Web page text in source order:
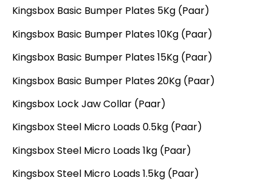
Kingsbox Basic Bumper Plates 5Kg (Paar)
Kingsbox Basic Bumper Plates 10Kg (Paar)
Kingsbox Basic Bumper Plates 15Kg (Paar)
Kingsbox Basic Bumper Plates 20Kg (Paar)
Kingsbox Lock Jaw Collar (Paar)
Kingsbox Steel Micro Loads 0.5kg (Paar)
Kingsbox Steel Micro Loads 1kg (Paar)
Kingsbox Steel Micro Loads 1.5kg (Paar)